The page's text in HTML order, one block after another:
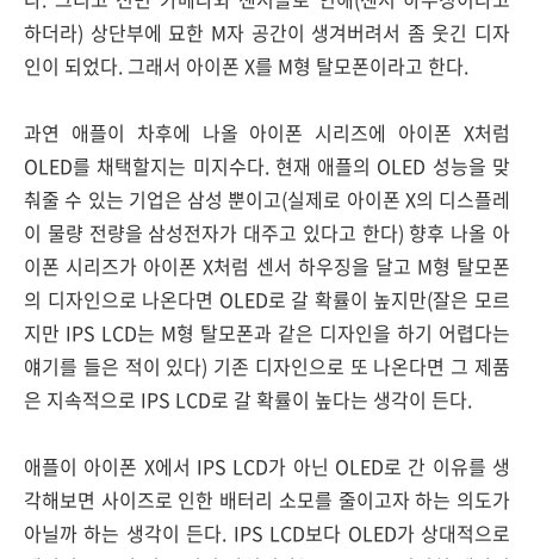
하더라) 상단부에 묘한 M자 공간이 생겨버려서 좀 웃긴 디자
인이 되었다. 그래서 아이폰 X를 M형 탈모폰이라고 한다.
과연 애플이 차후에 나올 아이폰 시리즈에 아이폰 X처럼
OLED를 채택할지는 미지수다. 현재 애플의 OLED 성능을 맞
춰줄 수 있는 기업은 삼성 뿐이고(실제로 아이폰 X의 디스플레
이 물량 전량을 삼성전자가 대주고 있다고 한다) 향후 나올 아
이폰 시리즈가 아이폰 X처럼 센서 하우징을 달고 M형 탈모폰
의 디자인으로 나온다면 OLED로 갈 확률이 높지만(잘은 모르
지만 IPS LCD는 M형 탈모폰과 같은 디자인을 하기 어렵다는
얘기를 들은 적이 있다) 기존 디자인으로 또 나온다면 그 제품
은 지속적으로 IPS LCD로 갈 확률이 높다는 생각이 든다.
애플이 아이폰 X에서 IPS LCD가 아닌 OLED로 간 이유를 생
각해보면 사이즈로 인한 배터리 소모를 줄이고자 하는 의도가
아닐까 하는 생각이 든다. IPS LCD보다 OLED가 상대적으로